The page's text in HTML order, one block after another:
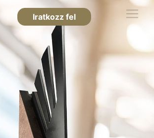
Iratkozz fel